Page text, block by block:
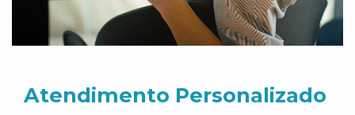
Atendimento Personalizado